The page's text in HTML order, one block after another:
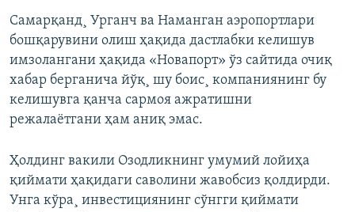
Самарқанд¸ Урганч ва Наманган аэропортлари
бошқарувини олиш ҳақида дастлабки келишув
имзолангани ҳақида «Новапорт» ўз сайтида очиқ
хабар берганича йўқ¸ шу боис¸ компаниянинг бу
келишувга қанча сармоя ажратишни
режалаëтгани ҳам аниқ эмас.
Ҳолдинг вакили Озодликнинг умумий лойиҳа
қиймати ҳақидаги саволини жавобсиз қолдирди.
Унга кўра¸ инвестициянинг сўнгги қиймати